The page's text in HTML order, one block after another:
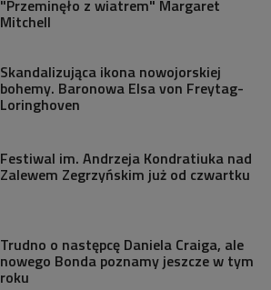
"Przeminęło z wiatrem" Margaret
Mitchell
Skandalizująca ikona nowojorskiej
bohemy. Baronowa Elsa von Freytag-
Loringhoven
Festiwal im. Andrzeja Kondratiuka nad
Zalewem Zegrzyńskim już od czwartku
Trudno o następcę Daniela Craiga, ale
nowego Bonda poznamy jeszcze w tym
roku